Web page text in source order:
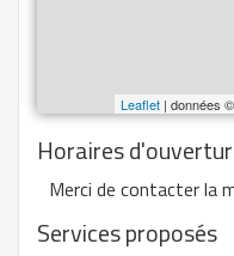
Leaflet | données ©
Horaires
Merci de contacter la
Services proposés